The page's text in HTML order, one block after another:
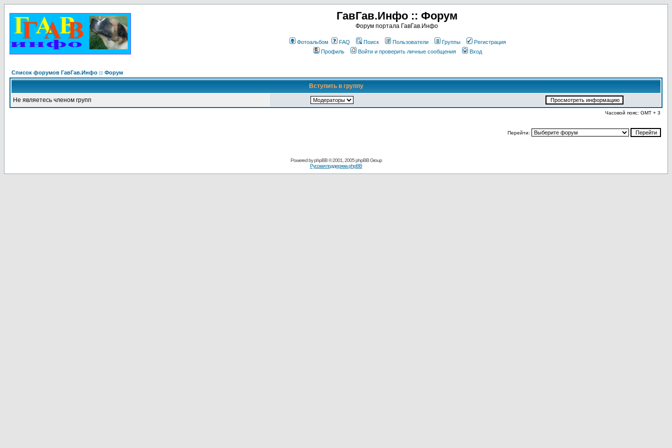
ГавГав.Инфо :: Форум
Форум портала ГавГав.Инфо
Фотоальбом FAQ Поиск Пользователи Группы
Регистрация
Профиль
Войти и проверить личные сообщения Вход
Список форумов ГавГав.Инфо :: Форум
Вступить в группу
Не являетесь членом групп
Часовой пояс: GMT + 3
Перейти:
Powered byphpBB© 2001, 2005 phpBB Group
Русская поддержка phpBB